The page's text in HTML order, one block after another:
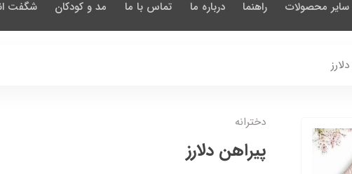
سایر محصولات راهنما درباره ما تماس با ما مد و کودکان شگفت
دخترانه
پیراهن دلارز